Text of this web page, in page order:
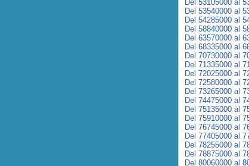
Del 53105000 al
Del 53540000 al
Del 54285000 al
Del 58840000 al
Del 63570000 al
Del 68335000 al
Del 70730000 al
Del 71335000 al
Del 72025000 al
Del 72580000 al
Del 73265000 al
Del 74475000 al
Del 75135000 al
Del 75910000 al
Del 76745000 al
Del 77405000 al
Del 78255000 al
Del 78875000 al
Del 80060000 al